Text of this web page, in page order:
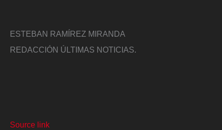
ESTEBAN RAMÍREZ MIRANDA
REDACCIÓN ÚLTIMAS NOTICIAS.
Source link